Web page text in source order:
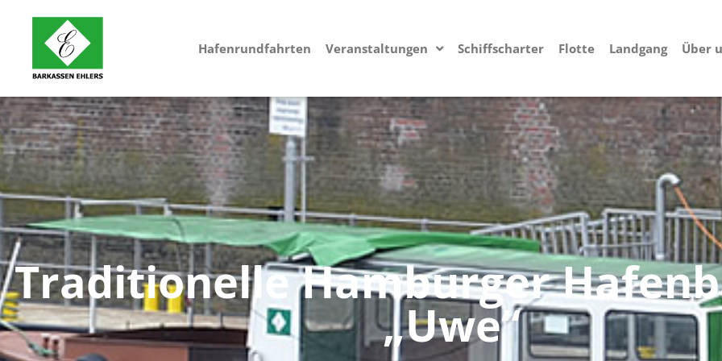
Hafenrundfahrten Veranstaltungen Schiffscharter Flotte Landgang Über
Traditionelle Hamburger
„Uwe“